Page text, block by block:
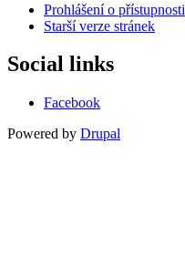
Menu
patičky
Prohlášení o přístupnosti
Starší verze stránek
Social links
Facebook
Powered by Drupal